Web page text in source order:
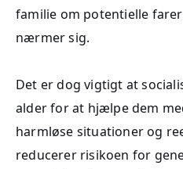
familie om potentielle
nærmer sig.
Det er dog vigtigt at
alder for at hjælpe dem
harmløse situationer og
reducerer risikoen for